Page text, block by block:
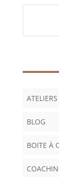
BLOG
BOITE À